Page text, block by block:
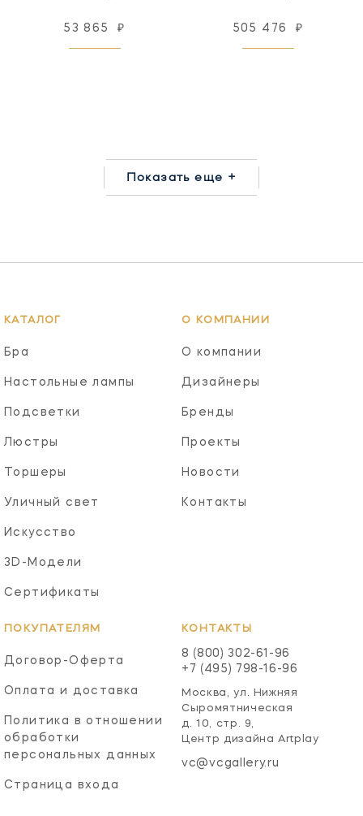
53 865 ₽ 505 476 ₽
Показать еще +
КАТАЛОГ
Бра
Настольные лампы
Подсветки
Люстры
Торшеры
Уличный свет
Искусство
3D-Модели
Сертификаты
О КОМПАНИИ
О компании
Дизайнеры
Бренды
Проекты
Новости
Контакты
ПОКУПАТЕЛЯМ
Договор-Оферта
Оплата и доставка
Политика в отношении
обработки
персональных данных
Страница входа
КОНТАКТЫ
8 (800) 302-61-96
+7 (495) 798-16-96
Москва, ул. Нижняя
Сыромятническая
д. 10, стр. 9,
Центр дизайна Artplay
vc@vcgallery.ru